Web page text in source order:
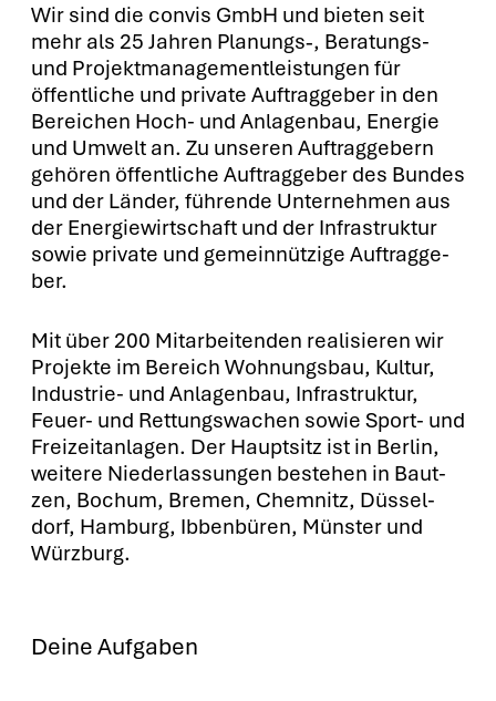
Wir sind die con­vis GmbH und bie­ten seit
mehr als 25 Jah­ren Planungs‑, Bera­tungs-
und Pro­jekt­ma­nage­ment­leis­tun­gen für
öffent­li­che und pri­va­te Auf­trag­ge­ber in den
Berei­chen Hoch- und Anla­gen­bau, Ener­gie
und Umwelt an. Zu unse­ren Auf­trag­ge­bern
gehö­ren öffent­li­che Auf­trag­ge­ber des Bun­des
und der Län­der, füh­ren­de Unter­neh­men aus
der Ener­gie­wirt­schaft und der Infra­struk­tur
sowie pri­va­te und gemein­nüt­zi­ge Auf­trag­ge­
ber.
Mit über 200 Mit­ar­bei­ten­den rea­li­sie­ren wir
Pro­jek­te im Bereich Woh­nungs­bau, Kul­tur,
Indus­trie- und Anla­gen­bau, Infra­struk­tur,
Feu­er- und Ret­tungs­wa­chen sowie Sport- und
Frei­zeit­an­la­gen. Der Haupt­sitz ist in Ber­lin,
wei­te­re Nie­der­las­sun­gen bestehen in Baut­
zen, Bochum, Bre­men, Chem­nitz, Düs­sel­
dorf, Ham­burg, Ibben­bü­ren, Müns­ter und
Würz­burg.
Deine Aufgaben